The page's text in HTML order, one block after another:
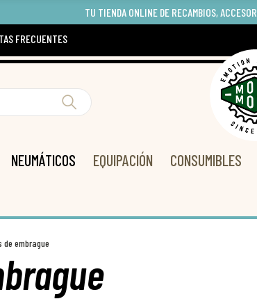
TU TIENDA ONLINE DE RECAMBIOS,
FRECUENTES
NEUMÁTICOS EQUIPACIÓN CONSUMIBLES
de embrague